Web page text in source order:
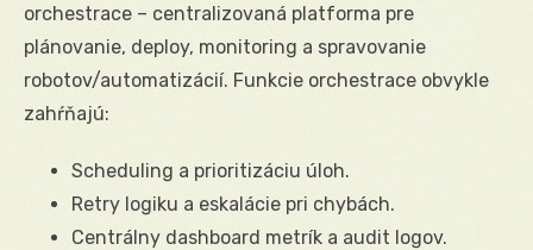
orchestrace – centralizovaná platforma pre
plánovanie, deploy, monitoring a spravovanie
robotov/automatizácií. Funkcie orchestrace obvykle
zahŕňajú:
Scheduling a prioritizáciu úloh.
Retry logiku a eskalácie pri chybách.
Centrálny dashboard metrík a audit logov.